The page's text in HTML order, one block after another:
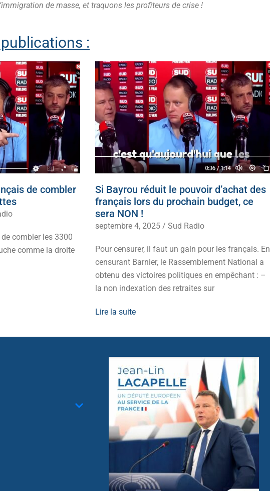
de masse, et traquons les profiteurs de crise !
:
de combler
combler les 3300
comme la droite
Si Bayrou réduit le pouvoir d’achat des
français lors du prochain budget, ce
sera NON !
septembre 4, 2025 / Sud Radio
Pour censurer, il faut un gain pour les français. En
censurant Barnier, le Rassemblement National a
obtenu des victoires politiques en empêchant : –
la non indexation des retraites sur
Lire la suite